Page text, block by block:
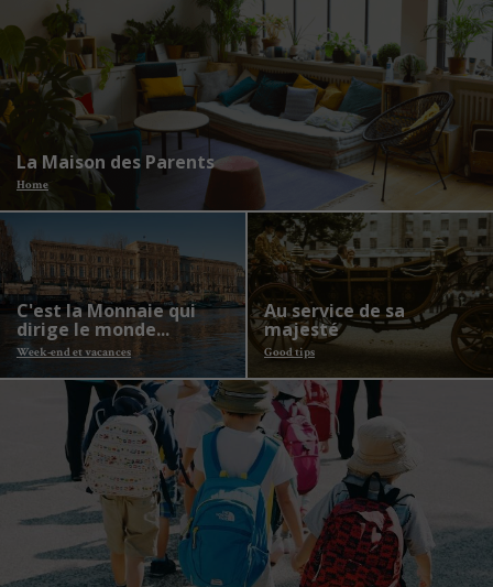
La Maison des Parents
Home
C'est la Monnaie qui
dirige le monde...
Week-end et vacances
Au service de sa
majesté
Good tips